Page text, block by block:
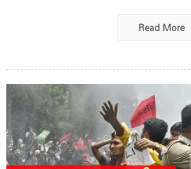
Read More